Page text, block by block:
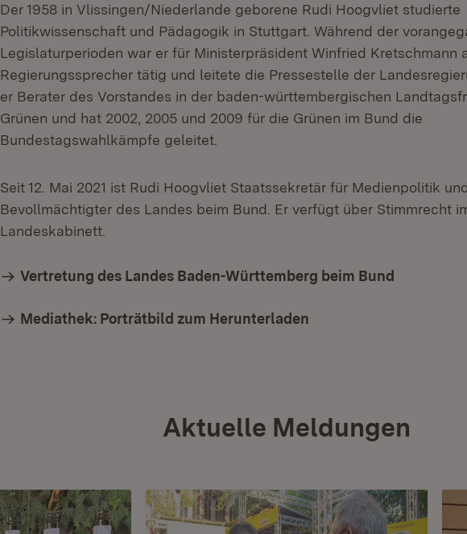
Der 1958 in Vlissingen/Niederlande geborene Rudi Hoogvliet studierte
Politikwissenschaft und Pädagogik in Stuttgart. Während der
Legislaturperioden war er für Ministerpräsident Winfried Kretschmann
Regierungssprecher tätig und leitete die Pressestelle der
er Berater des Vorstandes in der baden-württembergischen
Grünen und hat 2002, 2005 und 2009 für die Grünen im Bund die
Bundestagswahlkämpfe geleitet.
Seit 12. Mai 2021 ist Rudi Hoogvliet Staatssekretär für Medienpolitik und
Bevollmächtigter des Landes beim Bund. Er verfügt über Stimmrecht
Landeskabinett.
Vertretung des Landes Baden-Württemberg beim Bund
Mediathek: Porträtbild zum Herunterladen
Aktuelle Meldungen